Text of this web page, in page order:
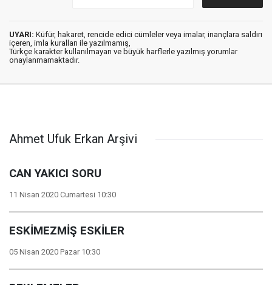
UYARI: Küfür, hakaret, rencide edici cümleler veya imalar, inançlara saldırı
içeren, imla kuralları ile yazılmamış,
Türkçe karakter kullanılmayan ve büyük harflerle yazılmış yorumlar
onaylanmamaktadır.
Ahmet Ufuk Erkan Arşivi
CAN YAKICI SORU
11 Nisan 2020 Cumartesi 10:30
ESKİMEZMİŞ ESKİLER
05 Nisan 2020 Pazar 10:30